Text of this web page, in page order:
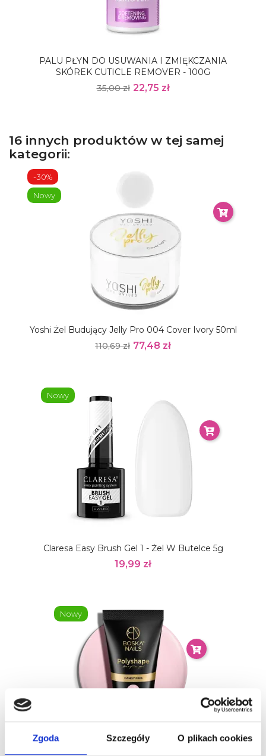
Zgoda Szczegóły O plikach cookies
PALU PŁYN DO USUWANIA I ZMIĘKCZANIA
SKÓREK CUTICLE REMOVER - 100G
35,00 zł 22,75 zł
16 innych produktów w tej samej
kategorii:
Yoshi Żel Budujący Jelly Pro 004 Cover Ivory 50ml
110,69 zł 77,48 zł
-30%
Nowy
Claresa Easy Brush Gel 1 - Żel W Butelce 5g
19,99 zł
Nowy
Nowy